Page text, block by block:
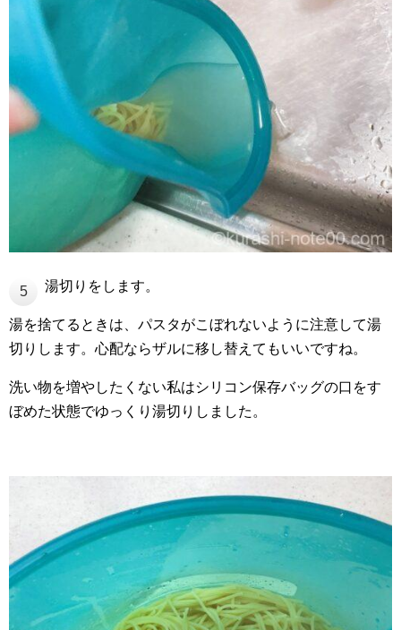
5 湯切りをします。
湯を捨てるときは、パスタがこぼれないように注意して湯
切りします。心配ならザルに移し替えてもいいですね。
洗い物を増やしたくない私はシリコン保存バッグの口をす
ぼめた状態でゆっくり湯切りしました。